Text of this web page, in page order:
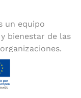
un equipo
bienestar de las